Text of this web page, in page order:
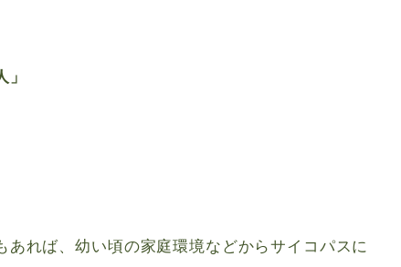
れば、幼い頃の家庭環境などからサイコパスに